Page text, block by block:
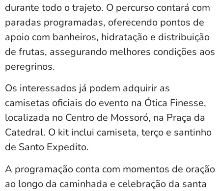
durante todo o trajeto. O percurso contará com
paradas programadas, oferecendo pontos de
apoio com banheiros, hidratação e distribuição
de frutas, assegurando melhores condições aos
peregrinos.
Os interessados já podem adquirir as
camisetas oficiais do evento na Ótica Finesse,
localizada no Centro de Mossoró, na Praça da
Catedral. O kit inclui camiseta, terço e santinho
de Santo Expedito.
A programação conta com momentos de oração
ao longo da caminhada e celebração da santa